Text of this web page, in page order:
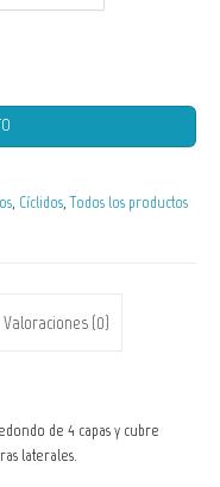
, Cíclidos,Todos los productos
Valoraciones (0)
de 4 capas y cubre
laterales.